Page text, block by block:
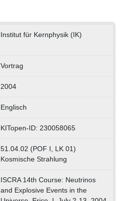
Institut für Kernphysik (IK)
Vortrag
2004
Englisch
KITopen-ID: 230058065
51.04.02 (POF I, LK 01)
Kosmische Strahlung
ISCRA 14th Course: Neutrinos
and Explosive Events in the